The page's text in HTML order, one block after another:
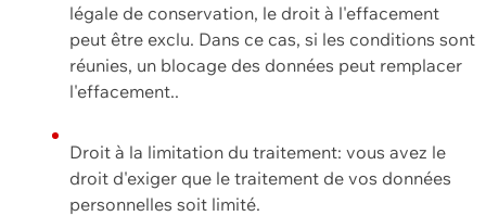
légale de conservation, le droit à l'effacement
peut être exclu. Dans ce cas, si les conditions sont
réunies, un blocage des données peut remplacer
l'effacement..
Droit à la limitation du traitement: vous avez le
droit d'exiger que le traitement de vos données
personnelles soit limité.